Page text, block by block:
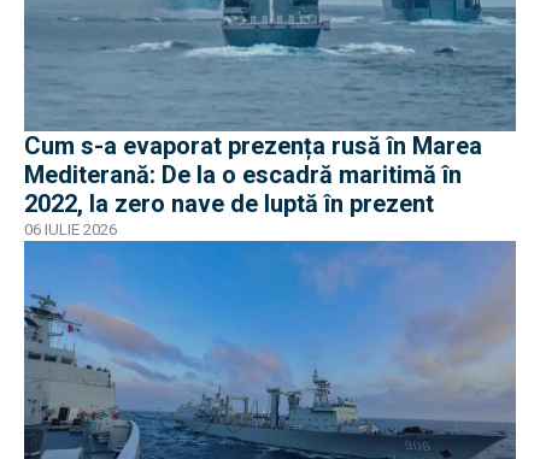
Cum s-a evaporat prezența rusă în Marea
Mediterană: De la o escadră maritimă în
2022, la zero nave de luptă în prezent
06 IULIE 2026